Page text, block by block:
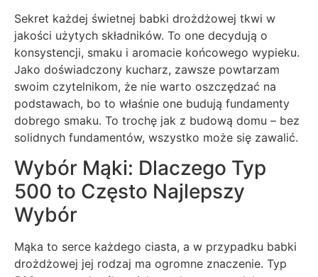
Sekret każdej świetnej babki drożdżowej tkwi w
jakości użytych składników. To one decydują o
konsystencji, smaku i aromacie końcowego wypieku.
Jako doświadczony kucharz, zawsze powtarzam
swoim czytelnikom, że nie warto oszczędzać na
podstawach, bo to właśnie one budują fundamenty
dobrego smaku. To trochę jak z budową domu – bez
solidnych fundamentów, wszystko może się zawalić.
Wybór Mąki: Dlaczego Typ
500 to Często Najlepszy
Wybór
Mąka to serce każdego ciasta, a w przypadku babki
drożdżowej jej rodzaj ma ogromne znaczenie. Typ